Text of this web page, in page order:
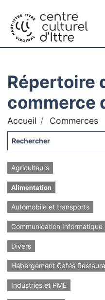
Répertoire
commerce
Accueil Commerces
Agriculteurs
Alimentation
Automobile et transports
Communication Informatique
Divers
Hébergement Cafés
Industries et PME